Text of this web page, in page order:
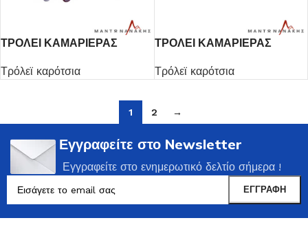
ΤΡΟΛΕΙ ΚΑΜΑΡΙΕΡΑΣ
Τρόλεϊ καρότσια
ΤΡΟΛΕΙ ΚΑΜΑΡΙΕΡΑΣ
Τρόλεϊ καρότσια
1 2 →
Εγγραφείτε στο Newsletter
Εγγραφείτε στο ενημερωτικό δελτίο σήμερα !